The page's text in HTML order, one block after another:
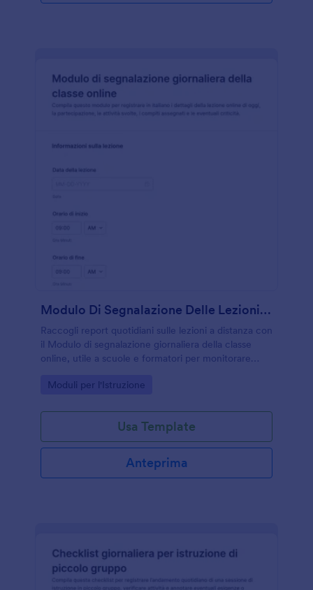
Modulo Di Segnalazione Delle Lezioni Online Quotidiane 📚
Raccogli report quotidiani sulle lezioni a distanza con
il Modulo di segnalazione giornaliera della classe
online, utile a scuole e formatori per monitorare
ordinato con Jotform.
Go to Category:
Moduli per l'Istruzione
Usa Template
Anteprima